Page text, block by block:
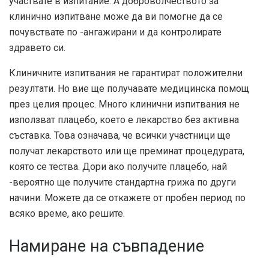
клинично изпитване може да ви помогне да се
почувствате по -ангажирани и да контролирате
здравето си.
Клиничните изпитвания не гарантират положителни
резултати. Но вие ще получавате медицинска помощ
през целия процес. Много клинични изпитвания не
използват плацебо, което е лекарство без активна
съставка. Това означава, че всички участници ще
получат лекарството или ще преминат процедурата,
която се тества. Дори ако получите плацебо, най
-вероятно ще получите стандартна грижа по други
начини. Можете да се откажете от пробен период по
всяко време, ако решите.
Намиране на съвпадение